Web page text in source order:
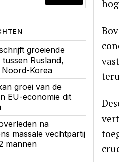
groeiende
Rusland,
Korea
groei van de
EU-economie dit
na
massale vechtpartij
mannen